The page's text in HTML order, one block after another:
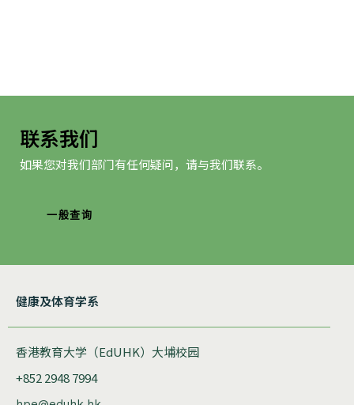
联系我们
如果您对我们部门有任何疑问，请与我们联系。
一般查询
健康及体育学系
香港教育大学（EdUHK）大埔校园
+852 2948 7994